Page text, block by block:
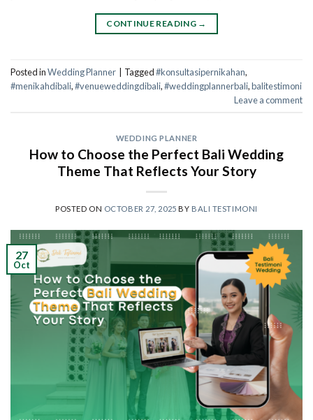
CONTINUE READING →
Posted inWedding Planner | Tagged#konsultasipernikahan,
#menikahdibali,#venueweddingdibali,#weddingplannerbali,balitestimoni
Leave a comment
WEDDING PLANNER
How to Choose the Perfect Bali Wedding
Theme That Reflects Your Story
POSTED ON OCTOBER 27, 2025 BY BALI TESTIMONI
27
Oct